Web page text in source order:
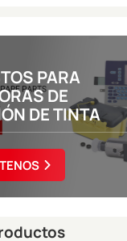
PARA
DE
DE TINTA